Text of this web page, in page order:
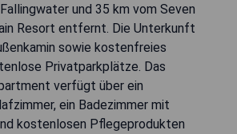
und 35 km vom Seven
Resort entfernt. Die Unterkunft
sowie kostenfreies
Privatparkplätze. Das
verfügt über ein
ein Badezimmer mit
kostenlosen Pflegeprodukten